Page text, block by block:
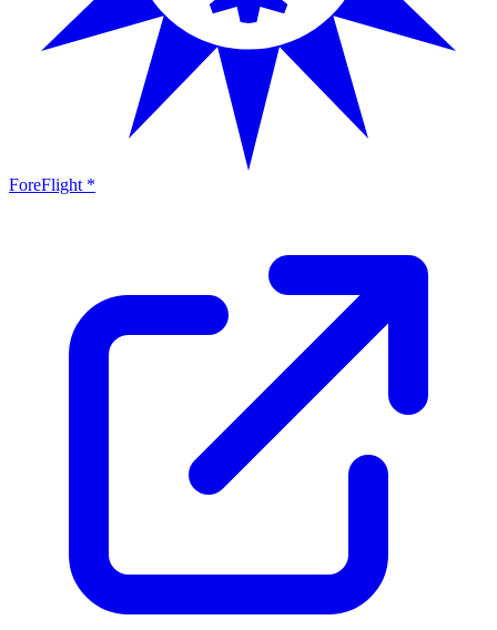
ForeFlight *